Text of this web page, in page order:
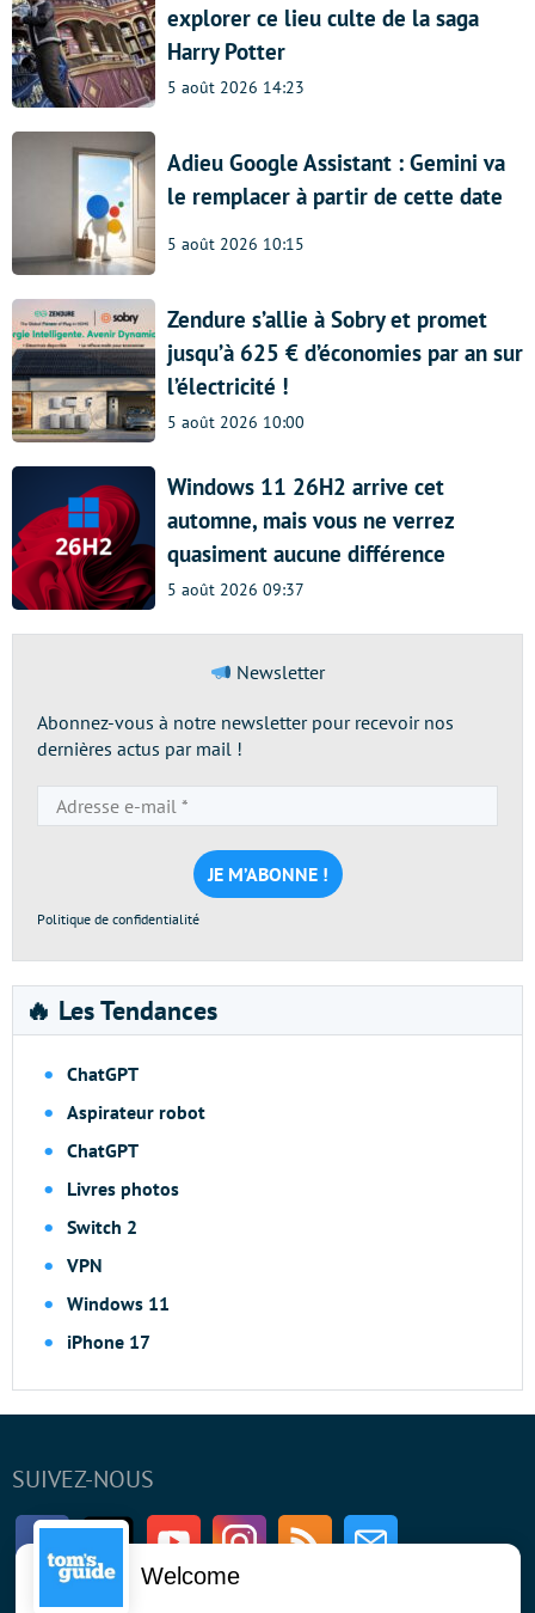
explorer ce lieu culte de la saga
Harry Potter
5 août 2026 14:23
Adieu Google Assistant : Gemini va
le remplacer à partir de cette date
5 août 2026 10:15
Zendure s’allie à Sobry et promet
jusqu’à 625 € d’économies par an sur
l’électricité !
5 août 2026 10:00
Windows 11 26H2 arrive cet
automne, mais vous ne verrez
quasiment aucune différence
5 août 2026 09:37
Newsletter
Abonnez-vous à notre newsletter pour recevoir nos
dernières actus par mail !
e-
mail
*
Politique de confidentialité
🔥 Les Tendances
ChatGPT
Aspirateur robot
ChatGPT
Livres photos
Switch 2
VPN
Windows 11
iPhone 17
SUIVEZ-NOUS
FacebookTwitter Youtube InstagramRSS Newsletter
Welcome